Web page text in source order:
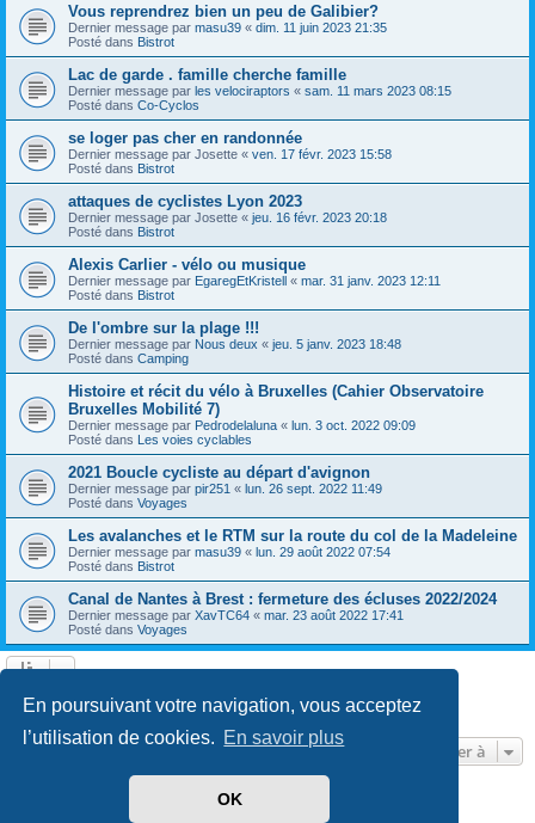
En poursuivant votre navigation, vous acceptez
l’utilisation de cookies. En savoir plus
OK
Vous reprendrez bien un peu de Galibier?
Dernier message par masu39 « dim. 11 juin 2023 21:35
Posté dans Bistrot
Lac de garde . famille cherche famille
Dernier message par les velociraptors « sam. 11 mars 2023 08:15
Posté dans Co-Cyclos
se loger pas cher en randonnée
Dernier message par Josette « ven. 17 févr. 2023 15:58
Posté dans Bistrot
attaques de cyclistes Lyon 2023
Dernier message par Josette « jeu. 16 févr. 2023 20:18
Posté dans Bistrot
Alexis Carlier - vélo ou musique
Dernier message par EgaregEtKristell « mar. 31 janv. 2023 12:11
Posté dans Bistrot
De l'ombre sur la plage !!!
Dernier message par Nous deux « jeu. 5 janv. 2023 18:48
Posté dans Camping
Histoire et récit du vélo à Bruxelles (Cahier Observatoire
Bruxelles Mobilité 7)
Dernier message par Pedrodelaluna « lun. 3 oct. 2022 09:09
Posté dans Les voies cyclables
2021 Boucle cycliste au départ d'avignon
Dernier message par pir251 « lun. 26 sept. 2022 11:49
Posté dans Voyages
Les avalanches et le RTM sur la route du col de la Madeleine
Dernier message par masu39 « lun. 29 août 2022 07:54
Posté dans Bistrot
Canal de Nantes à Brest : fermeture des écluses 2022/2024
Dernier message par XavTC64 « mar. 23 août 2022 17:41
Posté dans Voyages
603 résultats trouvés Page1sur13
1 2 3 4 5 … 13
Aller à
phpBB ® Forum Software © phpBB Limited
phpBB-fr.com